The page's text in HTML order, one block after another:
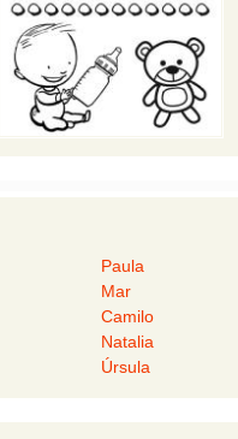
Paula
Mar
Camilo
Natalia
Úrsula